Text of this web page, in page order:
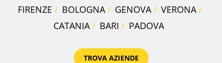
FIRENZE
BOLOGNA GENOVA
VERONA
CATANIA
BARI PADOVA
TROVA AZIENDE